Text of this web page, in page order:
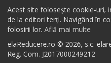
Acest site folosește cookie-uri,
de la editori terți. Navigând în
folosirii lor. Află mai multe
elaReducere.ro © 2026, s.c.
Reg. Com. J2017000249212